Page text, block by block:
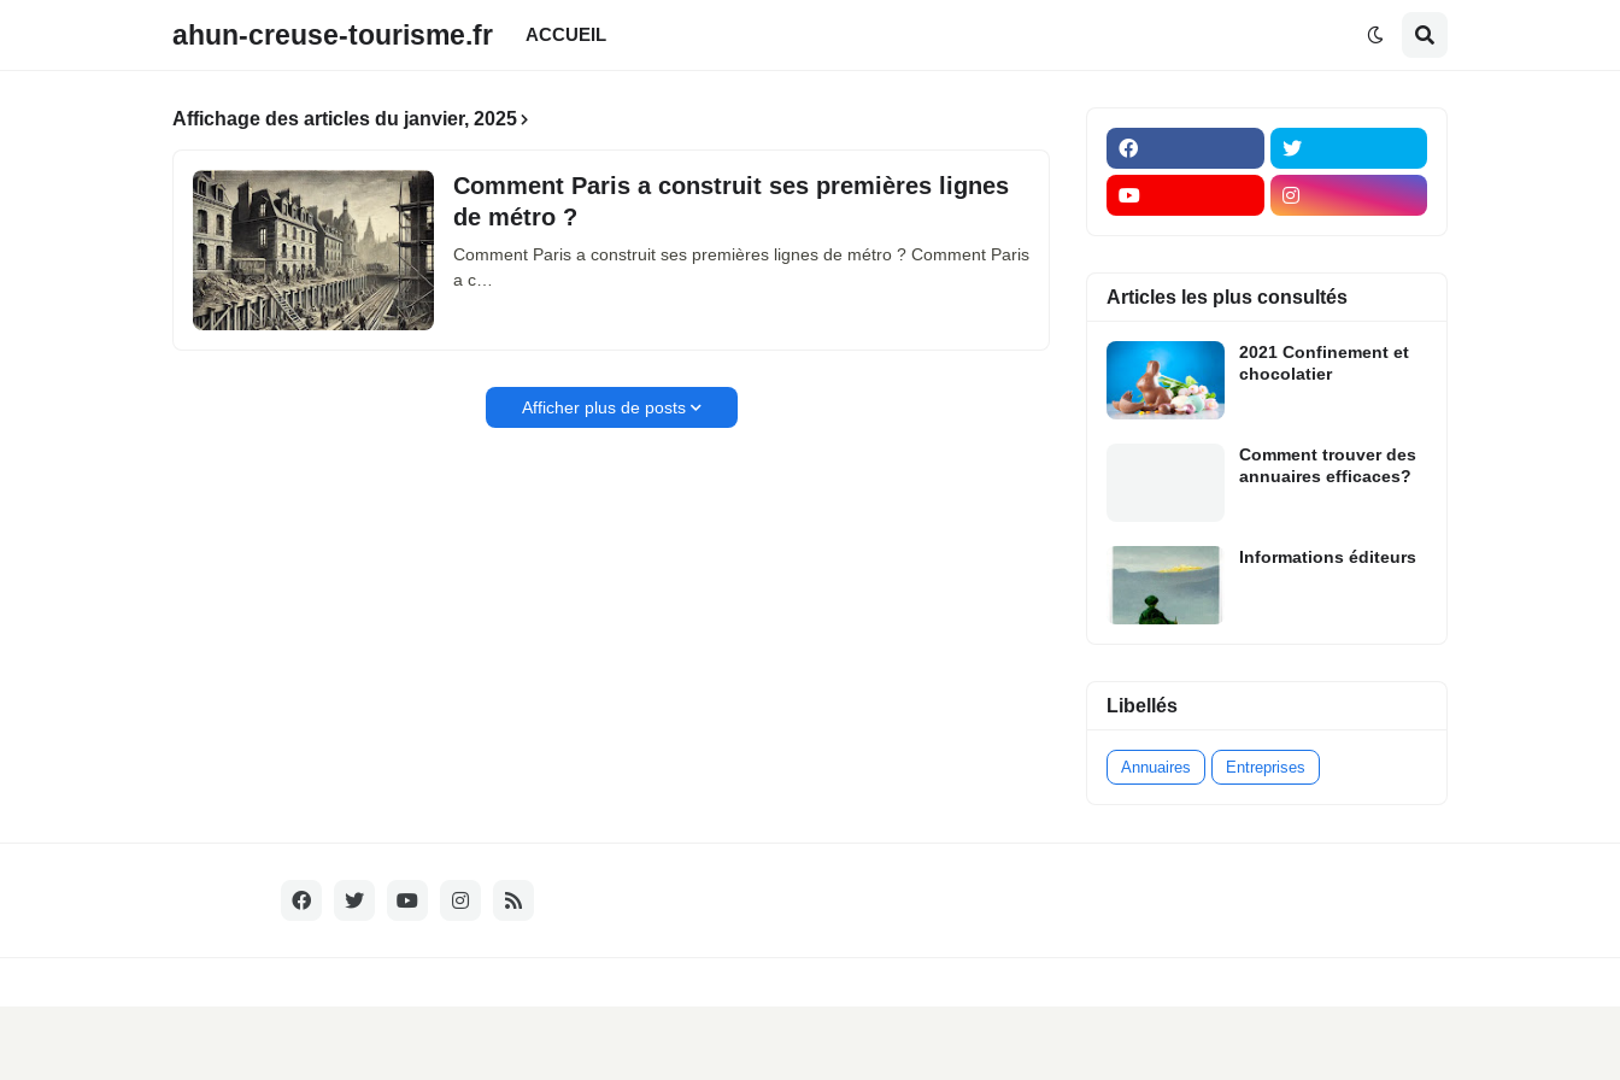
ahun-creuse-tourisme.fr ACCUEIL
Affichage des articles du janvier, 2025
Comment Paris a construit ses premières lignes
de métro ?
Comment Paris a construit ses premières lignes de métro ? Comment Paris
a c…
Afficher plus de posts
Articles les plus consultés
2021 Confinement et
chocolatier
Comment trouver des
annuaires efficaces?
Informations éditeurs
Libellés
Annuaires Entreprises